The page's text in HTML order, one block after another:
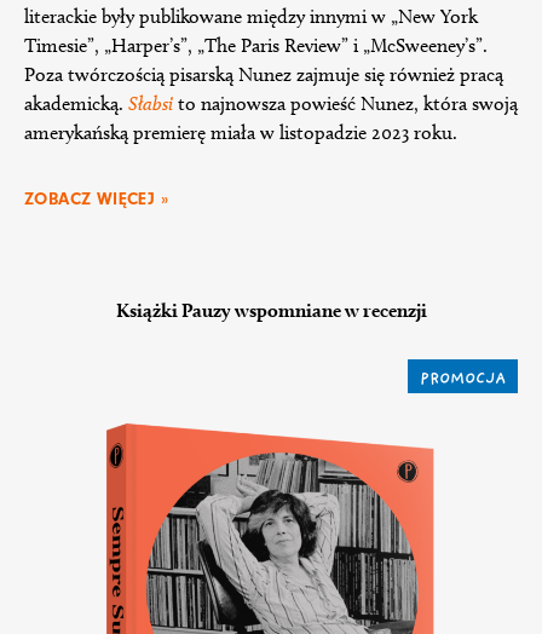
literackie były publikowane między innymi w „New York
Timesie”, „Harper’s”, „The Paris Review” i „McSweeney’s”.
Poza twórczością pisarską Nunez zajmuje się również pracą
akademicką. Słabsi to najnowsza powieść Nunez, która swoją
amerykańską premierę miała w listopadzie 2023 roku.
ZOBACZ WIĘCEJ »
Książki Pauzy wspomniane w recenzji
PROMOCJA